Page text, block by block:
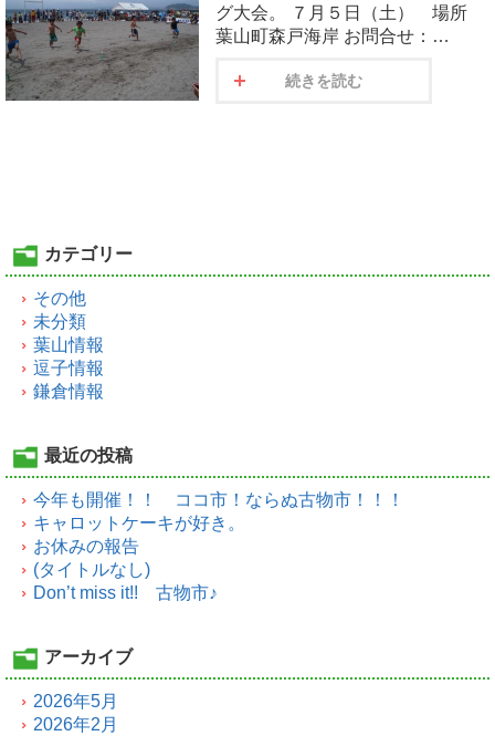
グ大会。 ７月５日（土） 場所
葉山町森戸海岸 お問合せ：…
続きを読む
カテゴリー
その他
未分類
葉山情報
逗子情報
鎌倉情報
最近の投稿
今年も開催！！ ココ市！ならぬ古物市！！！
キャロットケーキが好き。
お休みの報告
(タイトルなし)
Don’t miss it!! 古物市♪
アーカイブ
2026年5月
2026年2月